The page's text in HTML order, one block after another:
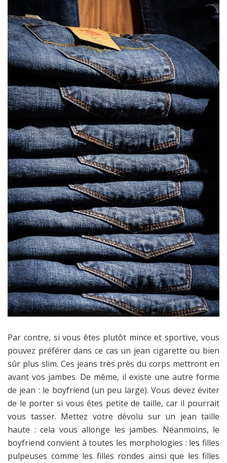
Par contre, si vous êtes plutôt mince et sportive, vous
pouvez préférer dans ce cas un jean cigarette ou bien
sûr plus slim. Ces jeans très près du corps mettront en
avant vos jambes. De même, il existe une autre forme
de jean : le boyfriend (un peu large). Vous devez éviter
de le porter si vous êtes petite de taille, car il pourrait
vous tasser. Mettez votre dévolu sur un jean taille
haute : cela vous allonge les jambes. Néanmoins, le
boyfriend convient à toutes les morphologies : les filles
pulpeuses comme les filles rondes ainsi que les filles